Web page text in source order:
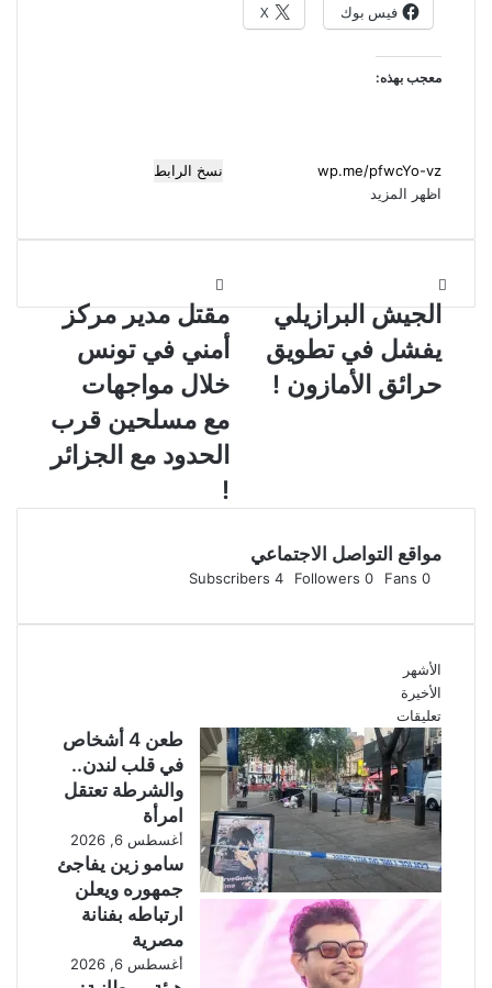
فيس بوك X
معجب بهذه:
نسخ الرابط
اظهر المزيد
ل
ي
ل
ي
ف
ل
ف
ي
ت
ط
و
ي
ح
الجيش البرازيلي
يفشل في تطويق
حرائق الأمازون !
ق
ل
م
ي
م
م
ي
و
ن
س
ل
ا
ل
م
مقتل مدير مركز
أمني في تونس
خلال مواجهات
مع مسلحين قرب
الحدود مع الجزائر
!
مواقع التواصل الاجتماعي
0
Fans
0
Followers
4
Subscribers
الأشهر
الأخيرة
تعليقات
طعن 4 أشخاص
في قلب لندن..
والشرطة تعتقل
امرأة
أغسطس 6, 2026
سامو زين يفاجئ
جمهوره ويعلن
ارتباطه بفنانة
مصرية
أغسطس 6, 2026